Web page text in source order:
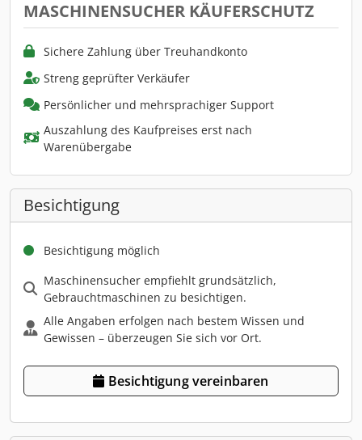
MASCHINENSUCHER KÄUFERSCHUTZ
Sichere Zahlung über Treuhandkonto
Streng geprüfter Verkäufer
Persönlicher und mehrsprachiger Support
Auszahlung des Kaufpreises erst nach
Warenübergabe
Besichtigung
Besichtigung möglich
Maschinensucher empfiehlt grundsätzlich,
Gebrauchtmaschinen zu besichtigen.
Alle Angaben erfolgen nach bestem Wissen und
Gewissen – überzeugen Sie sich vor Ort.
Besichtigung vereinbaren